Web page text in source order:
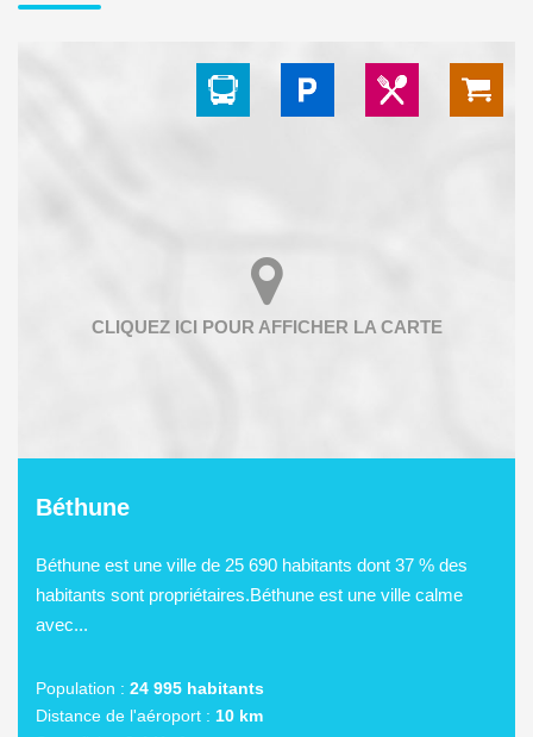
Béthune
Béthune est une ville de 25 690 habitants dont 37 % des
habitants sont propriétaires.Béthune est une ville calme
avec...
Population : 24 995 habitants
Distance de l'aéroport : 10 km